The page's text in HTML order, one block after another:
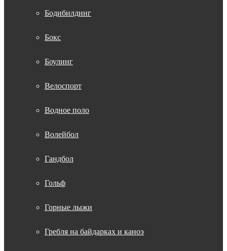
Бодибилдинг
Бокс
Боулинг
Велоспорт
Водное поло
Волейбол
Гандбол
Гольф
Горные лыжи
Гребля на байдарках и каноэ